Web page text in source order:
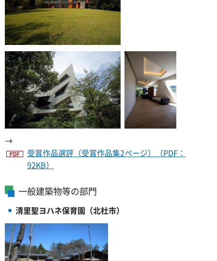
→
受賞作品選評（受賞作品集2ページ）（PDF：
92KB）
一般建築物等の部門
清里聖ヨハネ保育園（北杜市）